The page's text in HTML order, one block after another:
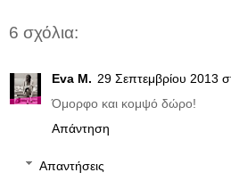
6 σχόλια:
Eva M. 29 Σεπτεμβρίου 2013
Όμορφο και κομψό δώρο!
Απάντηση
Απαντήσεις